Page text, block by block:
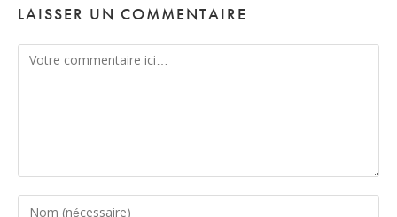
LAISSER UN COMMENTAIRE
Comment
Enter